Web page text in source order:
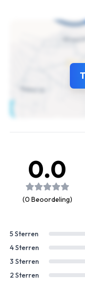
0.0
(0 Beoordeling)
5 Sterren
4 Sterren
3 Sterren
2 Sterren